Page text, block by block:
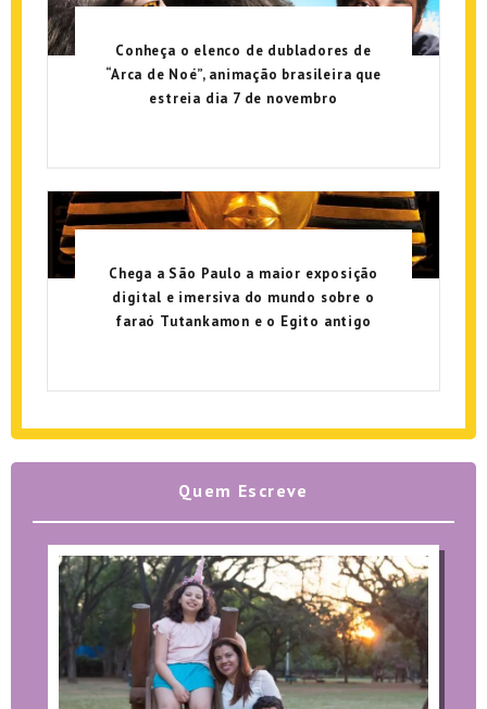
Conheça o elenco de dubladores de
“Arca de Noé”, animação brasileira que
estreia dia 7 de novembro
Chega a São Paulo a maior exposição
digital e imersiva do mundo sobre o
faraó Tutankamon e o Egito antigo
Quem Escreve